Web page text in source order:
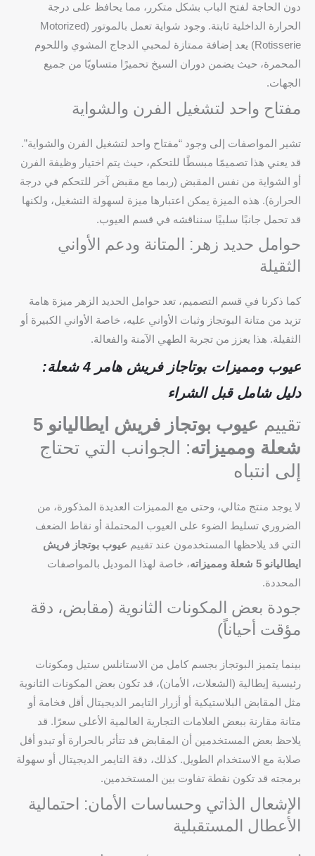
دون الحاجة لفتح الباب بشكل متكرر، مما يحافظ على درجة
الحرارة الداخلية ثابتة. وجود شواية تعمل بالموتور (Motorized
Rotisserie) يعد إضافة ممتازة لمحبي الدجاج المشوي واللحوم
المحمرة، حيث يضمن دوران السيخ تحميرًا متساويًا من جميع
الجهات.
مفتاح واحد لتشغيل الفرن والشواية
تشير المواصفات إلى وجود “مفتاح واحد لتشغيل الفرن والشواية”.
قد يعني هذا تصميمًا مبسطًا للتحكم، حيث يتم اختيار وظيفة الفرن
أو الشواية من نفس المقبض (ربما مع مقبض آخر للتحكم في درجة
الحرارة). هذه الميزة يمكن اعتبارها ميزة لسهولة التشغيل، ولكنها
قد تحمل جانبًا سلبيًا سنناقشه في قسم العيوب.
حوامل حديد زهر: المتانة ودعم الأواني
الثقيلة
كما ذكرنا في قسم التصميم، تعد حوامل الحديد الزهر ميزة هامة
تزيد من متانة البوتجاز وثبات الأواني عليه، خاصة الأواني الكبيرة أو
الثقيلة. هذا يعزز من تجربة الطهي الآمنة والفعالة.
عيوب ومميزات بوتاجاز فريش هامر 4 شعلة:
دليل شامل قبل الشراء
تقييم
عيوب بوتجاز فريش ايطاليانو 5
شعلة ومميزاته: الجوانب التي تحتاج
إلى انتباه
لا يوجد منتج مثالي، وحتى مع المميزات العديدة المذكورة، من
الضروري تسليط الضوء على العيوب المحتملة أو نقاط الضعف
التي قد يلاحظها المستخدمون عند تقييم عيوب بوتجاز فريش
ايطاليانو 5 شعلة ومميزاته
، خاصة لهذا الموديل بالمواصفات
المحددة.
جودة بعض المكونات الثانوية (مقابض، دقة
مؤقت أحياناً)
بينما يتميز البوتجاز بجسم كامل من الاستانلس ستيل ومكونات
رئيسية إيطالية (الشعلات، الأمان)، قد تكون بعض المكونات الثانوية
مثل المقابض البلاستيكية أو أزرار التايمر الديجيتال أقل فخامة أو
متانة مقارنة ببعض العلامات التجارية العالمية الأعلى سعرًا. قد
يلاحظ بعض المستخدمين أن المقابض قد تتأثر بالحرارة أو تبدو أقل
صلابة مع الاستخدام الطويل. كذلك، دقة التايمر الديجيتال أو سهولة
برمجته قد تكون نقطة تفاوت بين المستخدمين.
الإشعال الذاتي وحساسات الأمان: احتمالية
الأعطال المستقبلية